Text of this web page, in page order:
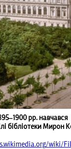
рр. навчався
бібліотеки Мирон
wiki/